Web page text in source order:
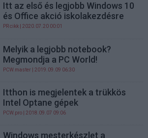
Itt az első és legjobb Windows 10
és Office akció iskolakezdésre
PR cikk | 2020.07.20 00:01
Melyik a legjobb notebook?
Megmondja a PC World!
PCW.master | 2019.09.09 06:30
Itthon is megjelentek a trükkös
Intel Optane gépek
PCW.pro | 2018.09.07 09:06
Windows mesterkészlet a